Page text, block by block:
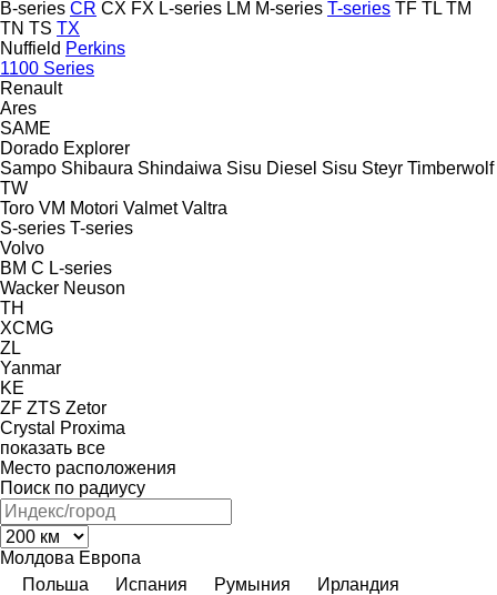
B-series CR CX FX L-series LM M-series T-series TF TL TM
TN TS TX
Nuffield Perkins
1100 Series
Renault
Ares
SAME
Dorado Explorer
Sampo Shibaura Shindaiwa Sisu Diesel Sisu Steyr Timberwolf
TW
Toro VM Motori Valmet Valtra
S-series T-series
Volvo
BM C L-series
Wacker Neuson
TH
XCMG
ZL
Yanmar
KE
ZF ZTS Zetor
Crystal
Proxima
показать все
Место расположения
Поиск по радиусу
Молдова Европа
Польша
Испания Румыния
Ирландия